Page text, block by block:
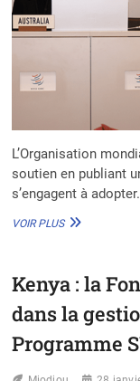
L’Organisation
soutien en publiant
s’engagent à
VOIR PLUSL’OMC
S’UNISSENT
UN
ANTI-
Kenya : la
dans la
Programme